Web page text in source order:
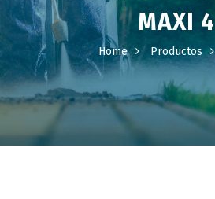
MAXI 4
Home Productos